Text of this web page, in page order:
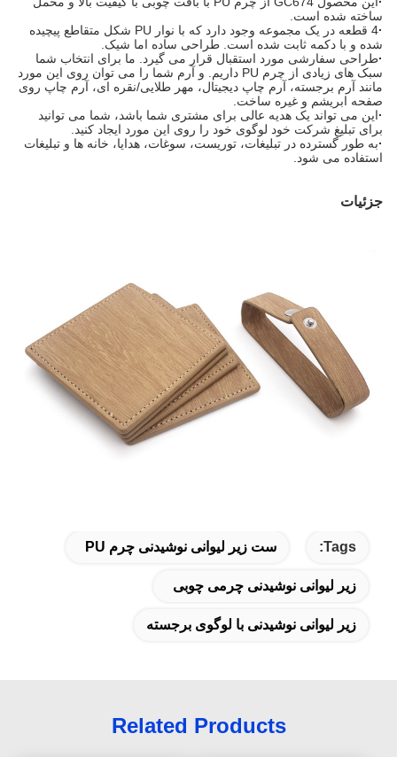
ساخته شده است.
4 قطعه در یک مجموعه وجود دارد که با نوار PU شکل متقاطع پیچیده
شده و با دکمه ثابت شده است. طراحی ساده اما شیک.
طراحی سفارشی مورد استقبال قرار می گیرد. ما برای انتخاب شما
سبک های زیادی از چرم PU داریم. و آرم شما را می توان روی این مورد
مانند آرم برجسته، آرم چاپ دیجیتال، مهر طلایی/نقره ای، آرم چاپ روی
صفحه ابریشم و غیره ساخت.
این می تواند یک هدیه عالی برای مشتری شما باشد، شما می توانید
برای تبلیغ شرکت خود لوگوی خود را روی این مورد ایجاد کنید.
به طور گسترده در تبلیغات، توریست، سوغات، هدایا، خانه ها و تبلیغات
استفاده می شود.
جزئیات
Tags: ست زیر لیوانی نوشیدنی چرم PU
زیر لیوانی نوشیدنی چرمی چوبی
زیر لیوانی نوشیدنی با لوگوی برجسته
Related Products